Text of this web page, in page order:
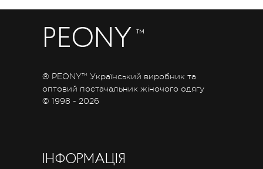
PEONY ™
® PEONY™ Український виробник та
оптовий постачальник жіночого одягу
© 1998 - 2026
ІНФОРМАЦІЯ